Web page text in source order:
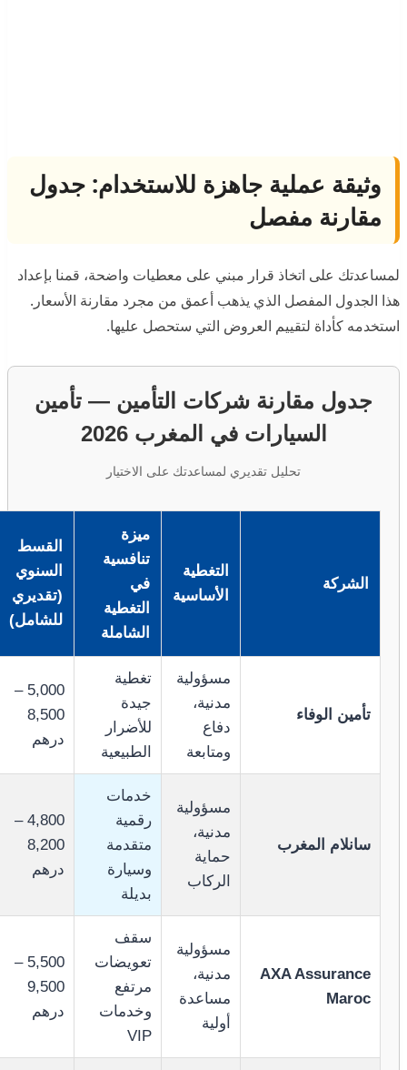
وثيقة عملية جاهزة للاستخدام: جدول
مقارنة مفصل
لمساعدتك على اتخاذ قرار مبني على معطيات واضحة، قمنا بإعداد
هذا الجدول المفصل الذي يذهب أعمق من مجرد مقارنة الأسعار.
استخدمه كأداة لتقييم العروض التي ستحصل عليها.
جدول مقارنة شركات التأمين — تأمين
السيارات في المغرب 2026
تحليل تقديري لمساعدتك على الاختيار
الشركة
التغطية
الأساسية
ميزة
تنافسية
في
التغطية
الشاملة
القسط
السنوي
(تقديري
للشامل)
تأمين الوفاء
مسؤولية
مدنية،
دفاع
ومتابعة
تغطية
جيدة
للأضرار
الطبيعية
5,000 –
8,500
درهم
سانلام المغرب
مسؤولية
مدنية،
حماية
الركاب
خدمات
رقمية
متقدمة
وسيارة
بديلة
4,800 –
8,200
درهم
AXA Assurance
Maroc
مسؤولية
مدنية،
مساعدة
أولية
سقف
تعويضات
مرتفع
وخدمات
VIP
5,500 –
9,500
درهم